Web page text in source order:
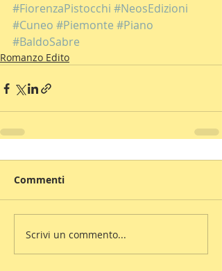
#FiorenzaPistocchi #NeosEdizioni
#Cuneo #Piemonte #Piano
#BaldoSabre
Romanzo Edito
Commenti
Scrivi un commento...